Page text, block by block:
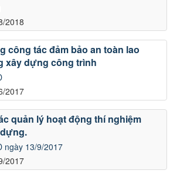
2018
2017
công tác đảm bảo an toàn lao
xây dựng công trình
ngày 13/9/2017
2017
quản lý hoạt động thí nghiệm